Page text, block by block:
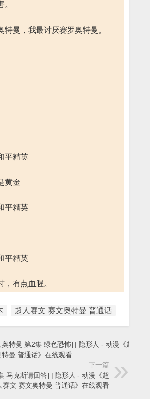
特曼，我最讨厌赛罗奥特曼。
平精英
黄金
平精英
平精英
，有点血腥。
超人赛文 赛文奥特曼 普通话
奥特曼 第2集 绿色恐怖] | 隐形人 - 动漫《超人赛
特曼 普通话》在线观看
下一篇
马克斯请回答] | 隐形人 - 动漫《超
赛文 赛文奥特曼 普通话》在线观看